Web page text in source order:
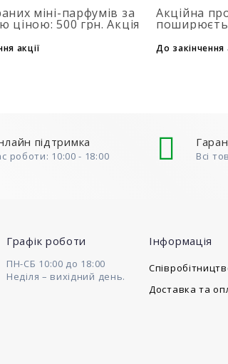
міні-парфумів за
ціною: 500 грн. Акція
2 та більше
кошик. Кількість
акції
Акційна
обмежена
До закінчення
підтримка
роботи: 10:00 - 18:00 Всі
Графік роботи
ПН-СБ 10:00 до 18:00
Неділя – вихідний день.
Інформація
Доставка та